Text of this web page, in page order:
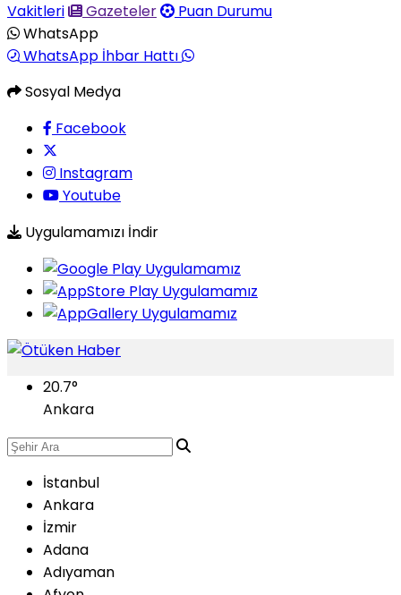
Vakitleri
Gazeteler
Puan Durumu
WhatsApp
WhatsApp İhbar Hattı
Sosyal Medya
Facebook
Instagram
Youtube
Uygulamamızı İndir
20.7°
Ankara
İstanbul
Ankara
İzmir
Adana
Adıyaman